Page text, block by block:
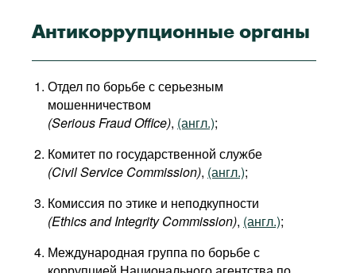
Антикоррупционные органы
Отдел по борьбе с серьезным
мошенничеством
(Serious Fraud Office), (англ.);
Комитет по государственной службе
(Civil Service Commission), (англ.);
Комиссия по этике и неподкупности
(Ethics and Integrity Commission), (англ.);
Международная группа по борьбе с